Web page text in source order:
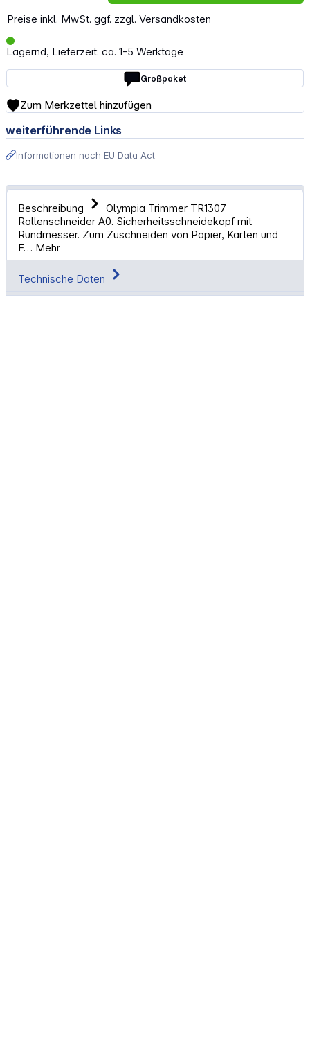
Preise inkl. MwSt. ggf. zzgl. Versandkosten
Lagernd, Lieferzeit: ca. 1-5 Werktage
Großpaket
Zum Merkzettel hinzufügen
weiterführende Links
Informationen nach EU Data Act
Beschreibung
Olympia Trimmer TR1307
Rollenschneider A0. Sicherheitsschneidekopf mit
Rundmesser. Zum Zuschneiden von Papier, Karten und
F… Mehr
Technische Daten